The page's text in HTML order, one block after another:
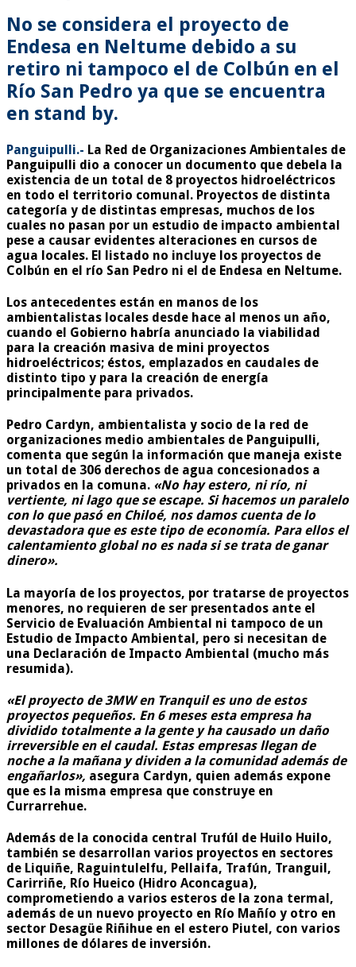
No se considera el proyecto de
Endesa en Neltume debido a su
retiro ni tampoco el de Colbún en el
Río San Pedro ya que se encuentra
en stand by.
Panguipulli.- La Red de Organizaciones Ambientales de
Panguipulli dio a conocer un documento que debela la
existencia de un total de 8 proyectos hidroeléctricos
en todo el territorio comunal. Proyectos de distinta
categoría y de distintas empresas, muchos de los
cuales no pasan por un estudio de impacto ambiental
pese a causar evidentes alteraciones en cursos de
agua locales. El listado no incluye los proyectos de
Colbún en el río San Pedro ni el de Endesa en Neltume.
Los antecedentes están en manos de los
ambientalistas locales desde hace al menos un año,
cuando el Gobierno habría anunciado la viabilidad
para la creación masiva de mini proyectos
hidroeléctricos; éstos, emplazados en caudales de
distinto tipo y para la creación de energía
principalmente para privados.
Pedro Cardyn, ambientalista y socio de la red de
organizaciones medio ambientales de Panguipulli,
comenta que según la información que maneja existe
un total de 306 derechos de agua concesionados a
privados en la comuna. «No hay estero, ni río, ni
vertiente, ni lago que se escape. Si hacemos un paralelo
con lo que pasó en Chiloé, nos damos cuenta de lo
devastadora que es este tipo de economía. Para ellos el
calentamiento global no es nada si se trata de ganar
dinero».
La mayoría de los proyectos, por tratarse de proyectos
menores, no requieren de ser presentados ante el
Servicio de Evaluación Ambiental ni tampoco de un
Estudio de Impacto Ambiental, pero si necesitan de
una Declaración de Impacto Ambiental (mucho más
resumida).
«El proyecto de 3MW en Tranquil es uno de estos
proyectos pequeños. En 6 meses esta empresa ha
dividido totalmente a la gente y ha causado un daño
irreversible en el caudal. Estas empresas llegan de
noche a la mañana y dividen a la comunidad además de
engañarlos», asegura Cardyn, quien además expone
que es la misma empresa que construye en
Currarrehue.
Además de la conocida central Trufúl de Huilo Huilo,
también se desarrollan varios proyectos en sectores
de Liquiñe, Raguintulelfu, Pellaifa, Trafún, Tranguil,
Carirriñe, Río Hueico (Hidro Aconcagua),
comprometiendo a varios esteros de la zona termal,
además de un nuevo proyecto en Río Mañío y otro en
sector Desagüe Riñihue en el estero Piutel, con varios
millones de dólares de inversión.